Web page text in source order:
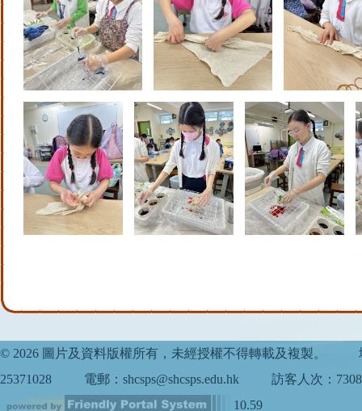
© 2026 圖片及資料版權所有，未經授權不得轉載及複製。
25371028
電郵：shcsps@shcsps.edu.hk
訪客人次：
10.59